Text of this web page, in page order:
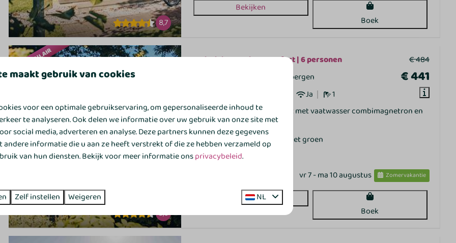
8,7
Bekijken
Boek
NU POPULAIR
8,6
€ 484
€ 441
Vechtdal Bungalow Comfort | 6 personen
Nederland, Overijssel, Gramsbergen
Ja
1
Comfortabel ingericht met vaatwasser combimagnetron en
wasmachine
Aan het water óf aan het groen
Vrijstaand met terras
vr 7 - ma 10 augustus
Zomervakantie
Bekijken
Boek
maakt gebruik van cookies
voor een optimale gebruikservaring, om gepersonaliseerde inhoud te
te analyseren. Ook delen we informatie over uw gebruik van onze site met
social media, adverteren en analyse. Deze partners kunnen deze gegevens
informatie die u aan ze heeft verstrekt of die ze hebben verzameld op
van hun diensten. Bekijk voor meer informatie onsprivacybeleid.
Zelf instellen Weigeren NL